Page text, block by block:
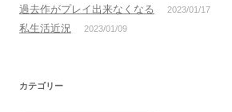
過去作がプレイ出来なくなる 2023/01/17
私生活近況 2023/01/09
カテゴリー